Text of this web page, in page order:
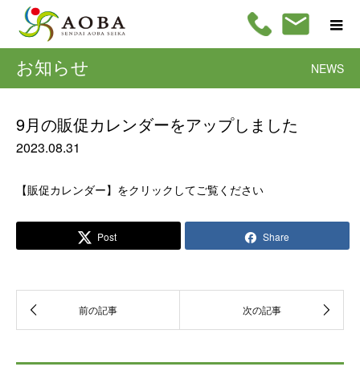
お知らせ NEWS
9月の販促カレンダーをアップしました
2023.08.31
【販促カレンダー】をクリックしてご覧ください
Post Share